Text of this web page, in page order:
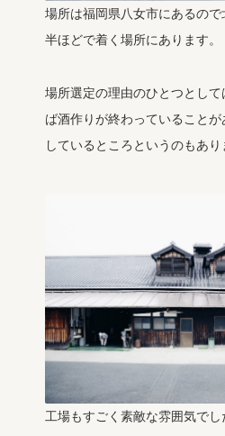
場所は福岡県八女市にあるの
半ほどで着く場所にあります。
場所選定の理由のひとつとし
ば酒作りが終わっていること
しているところというのもあり
工場もすごく素敵な雰囲気でし